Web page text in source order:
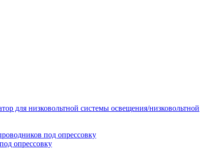
для низковольтной системы освещения/низковольтной
под опрессовку
опрессовку